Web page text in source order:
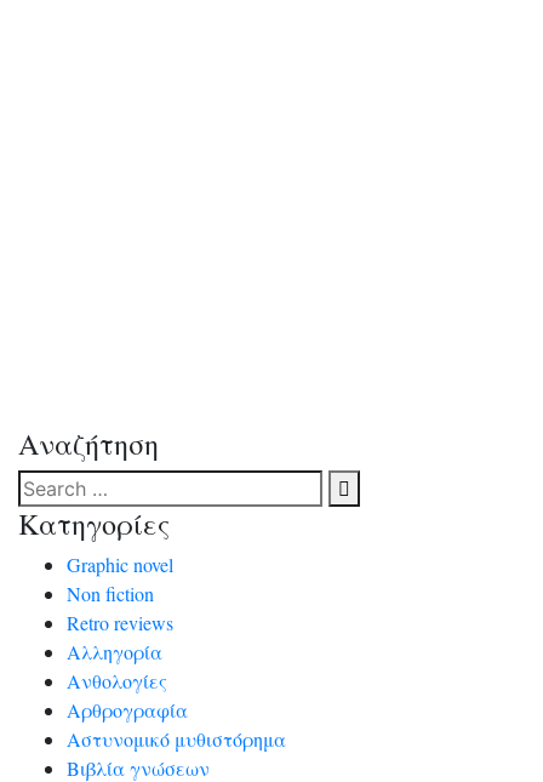
Αναζήτηση
Κατηγορίες
Graphic novel
Non fiction
Retro reviews
Αλληγορία
Ανθολογίες
Αρθρογραφία
Αστυνομικό μυθιστόρημα
Βιβλία γνώσεων